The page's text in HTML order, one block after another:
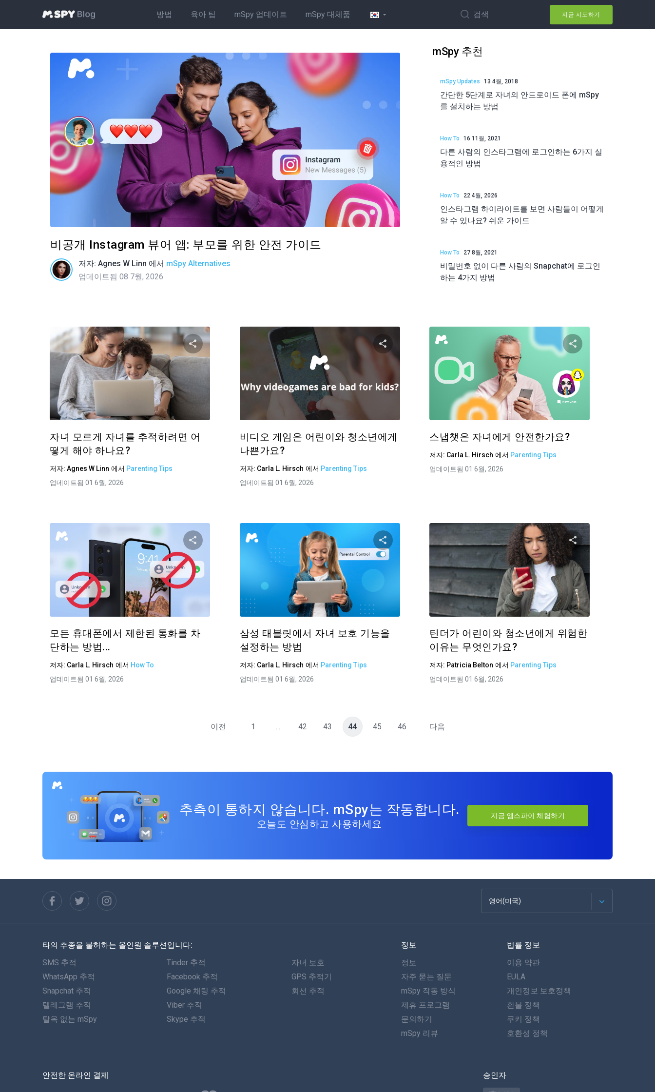
방법 육아 팁 mSpy 업데이트 mSpy 대체품 검색 지금 시도하기
비공개 Instagram 뷰어 앱: 부모를 위한 안전 가이드
저자: Agnes W Linn 에서 mSpy Alternatives
업데이트됨 08 7월, 2026
mSpy 추천
mSpy Updates 13 4월, 2018
간단한 5단계로 자녀의 안드로이드 폰에 mSpy
를 설치하는 방법
How To 16 11월, 2021
다른 사람의 인스타그램에 로그인하는 6가지 실
용적인 방법
How To 22 4월, 2026
인스타그램 하이라이트를 보면 사람들이 어떻게
알 수 있나요? 쉬운 가이드
How To 27 8월, 2021
비밀번호 없이 다른 사람의 Snapchat에 로그인
하는 4가지 방법
이 기사 공유하기
자녀 모르게 자녀를 추적하려면 어
떻게 해야 하나요?
저자:Agnes W Linn 에서 Parenting Tips
업데이트됨 01 6월, 2026
이 기사 공유하기
링크 복사
비디오 게임은 어린이와 청소년에게
나쁜가요?
저자: Carla L. Hirsch 에서 Parenting Tips
업데이트됨 01 6월, 2026
이 기사 공유하
스냅챗은 자녀에게 안전한가요?
저자: Carla L. Hirsch 에서 Parenting Tips
업데이트됨 01 6월, 2026
이 기사 공유하기
Facebook 링크 복사
모든 휴대폰에서 제한된 통화를 차
단하는 방법...
저자: Carla L. Hirsch 에서 How To
업데이트됨 01 6월, 2026
이 기사 공유하기
링크 복사
삼성 태블릿에서 자녀 보호 기능을
설정하는 방법
저자: Carla L. Hirsch 에서 Parenting Tips
업데이트됨 01 6월, 2026
이 기사 공유하
트위터
틴더가 어린이와 청소년에게 위험한
이유는 무엇인가요?
저자: Patricia Belton 에서 Parenting Tips
업데이트됨 01 6월, 2026
이전 1 ... 42 43 44 45 46 다음
추측이 통하지 않습니다. mSpy는 작동합니다.
오늘도 안심하고 사용하세요
지금 엠스파이 체험하기
영어(미국)
Français
Español
포르투갈어
이탈리아어
Türkçe
타의 추종을 불허하는 올인원 솔루션입니다:
SMS 추적
WhatsApp 추적
Snapchat 추적
텔레그램 추적
탈옥 없는 mSpy
Tinder 추적
Facebook 추적
Google 채팅 추적
Viber 추적
Skype 추적
자녀 보호
GPS 추적기
회선 추적
정보
정보
자주 묻는 질문
mSpy 작동 방식
제휴 프로그램
문의하기
mSpy 리뷰
법률 정보
이용 약관
EULA
개인정보 보호정책
환불 정책
쿠키 정책
호환성 정책
안전한 온라인 결제 승인자